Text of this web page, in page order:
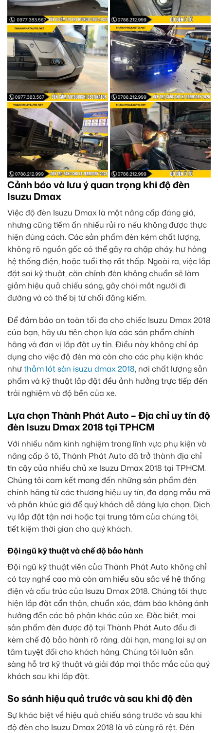
Cảnh báo và lưu ý quan trọng khi độ đèn
Isuzu Dmax
Việc độ đèn Isuzu Dmax là một nâng cấp đáng giá,
nhưng cũng tiềm ẩn nhiều rủi ro nếu không được thực
hiện đúng cách. Các sản phẩm đèn kém chất lượng,
không rõ nguồn gốc có thể gây ra chập cháy, hư hỏng
hệ thống điện, hoặc tuổi thọ rất thấp. Ngoài ra, việc lắp
đặt sai kỹ thuật, căn chỉnh đèn không chuẩn sẽ làm
giảm hiệu quả chiếu sáng, gây chói mắt người đi
đường và có thể bị từ chối đăng kiểm.
Để đảm bảo an toàn tối đa cho chiếc Isuzu Dmax 2018
của bạn, hãy ưu tiên chọn lựa các sản phẩm chính
hãng và đơn vị lắp đặt uy tín. Điều này không chỉ áp
dụng cho việc độ đèn mà còn cho các phụ kiện khác
nhưthảm lót sàn isuzu dmax 2018, nơi chất lượng sản
phẩm và kỹ thuật lắp đặt đều ảnh hưởng trực tiếp đến
trải nghiệm và độ bền của xe.
Lựa chọn Thành Phát Auto – Địa chỉ uy tín độ
đèn Isuzu Dmax 2018 tại TPHCM
Với nhiều năm kinh nghiệm trong lĩnh vực phụ kiện và
nâng cấp ô tô, Thành Phát Auto đã trở thành địa chỉ
tin cậy của nhiều chủ xe Isuzu Dmax 2018 tại TPHCM.
Chúng tôi cam kết mang đến những sản phẩm đèn
chính hãng từ các thương hiệu uy tín, đa dạng mẫu mã
và phân khúc giá để quý khách dễ dàng lựa chọn. Dịch
vụ lắp đặt tận nơi hoặc tại trung tâm của chúng tôi,
tiết kiệm thời gian cho quý khách.
Đội ngũ kỹ thuật và chế độ bảo hành
Đội ngũ kỹ thuật viên của Thành Phát Auto không chỉ
có tay nghề cao mà còn am hiểu sâu sắc về hệ thống
điện và cấu trúc của Isuzu Dmax 2018. Chúng tôi thực
hiện lắp đặt cẩn thận, chuẩn xác, đảm bảo không ảnh
hưởng đến các bộ phận khác của xe. Đặc biệt, mọi
sản phẩm đèn được độ tại Thành Phát Auto đều đi
kèm chế độ bảo hành rõ ràng, dài hạn, mang lại sự an
tâm tuyệt đối cho khách hàng. Chúng tôi luôn sẵn
sàng hỗ trợ kỹ thuật và giải đáp mọi thắc mắc của quý
khách sau khi lắp đặt.
So sánh hiệu quả trước và sau khi độ đèn
Sự khác biệt về hiệu quả chiếu sáng trước và sau khi
độ đèn cho Isuzu Dmax 2018 là vô cùng rõ rệt. Đèn